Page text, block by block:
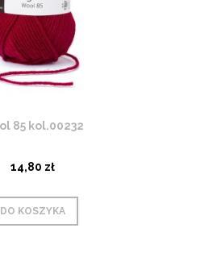
85 kol.00232
14,80 zł
DO KOSZYKA